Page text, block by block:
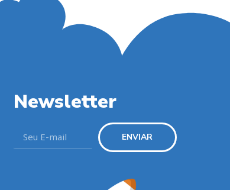
Newsletter
ENVIAR